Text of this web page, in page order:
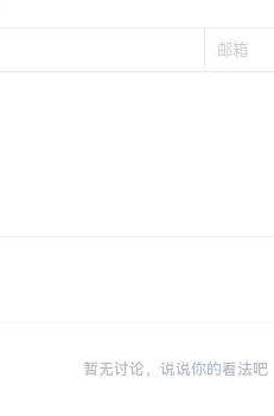
暂无讨论，说说你的看法吧